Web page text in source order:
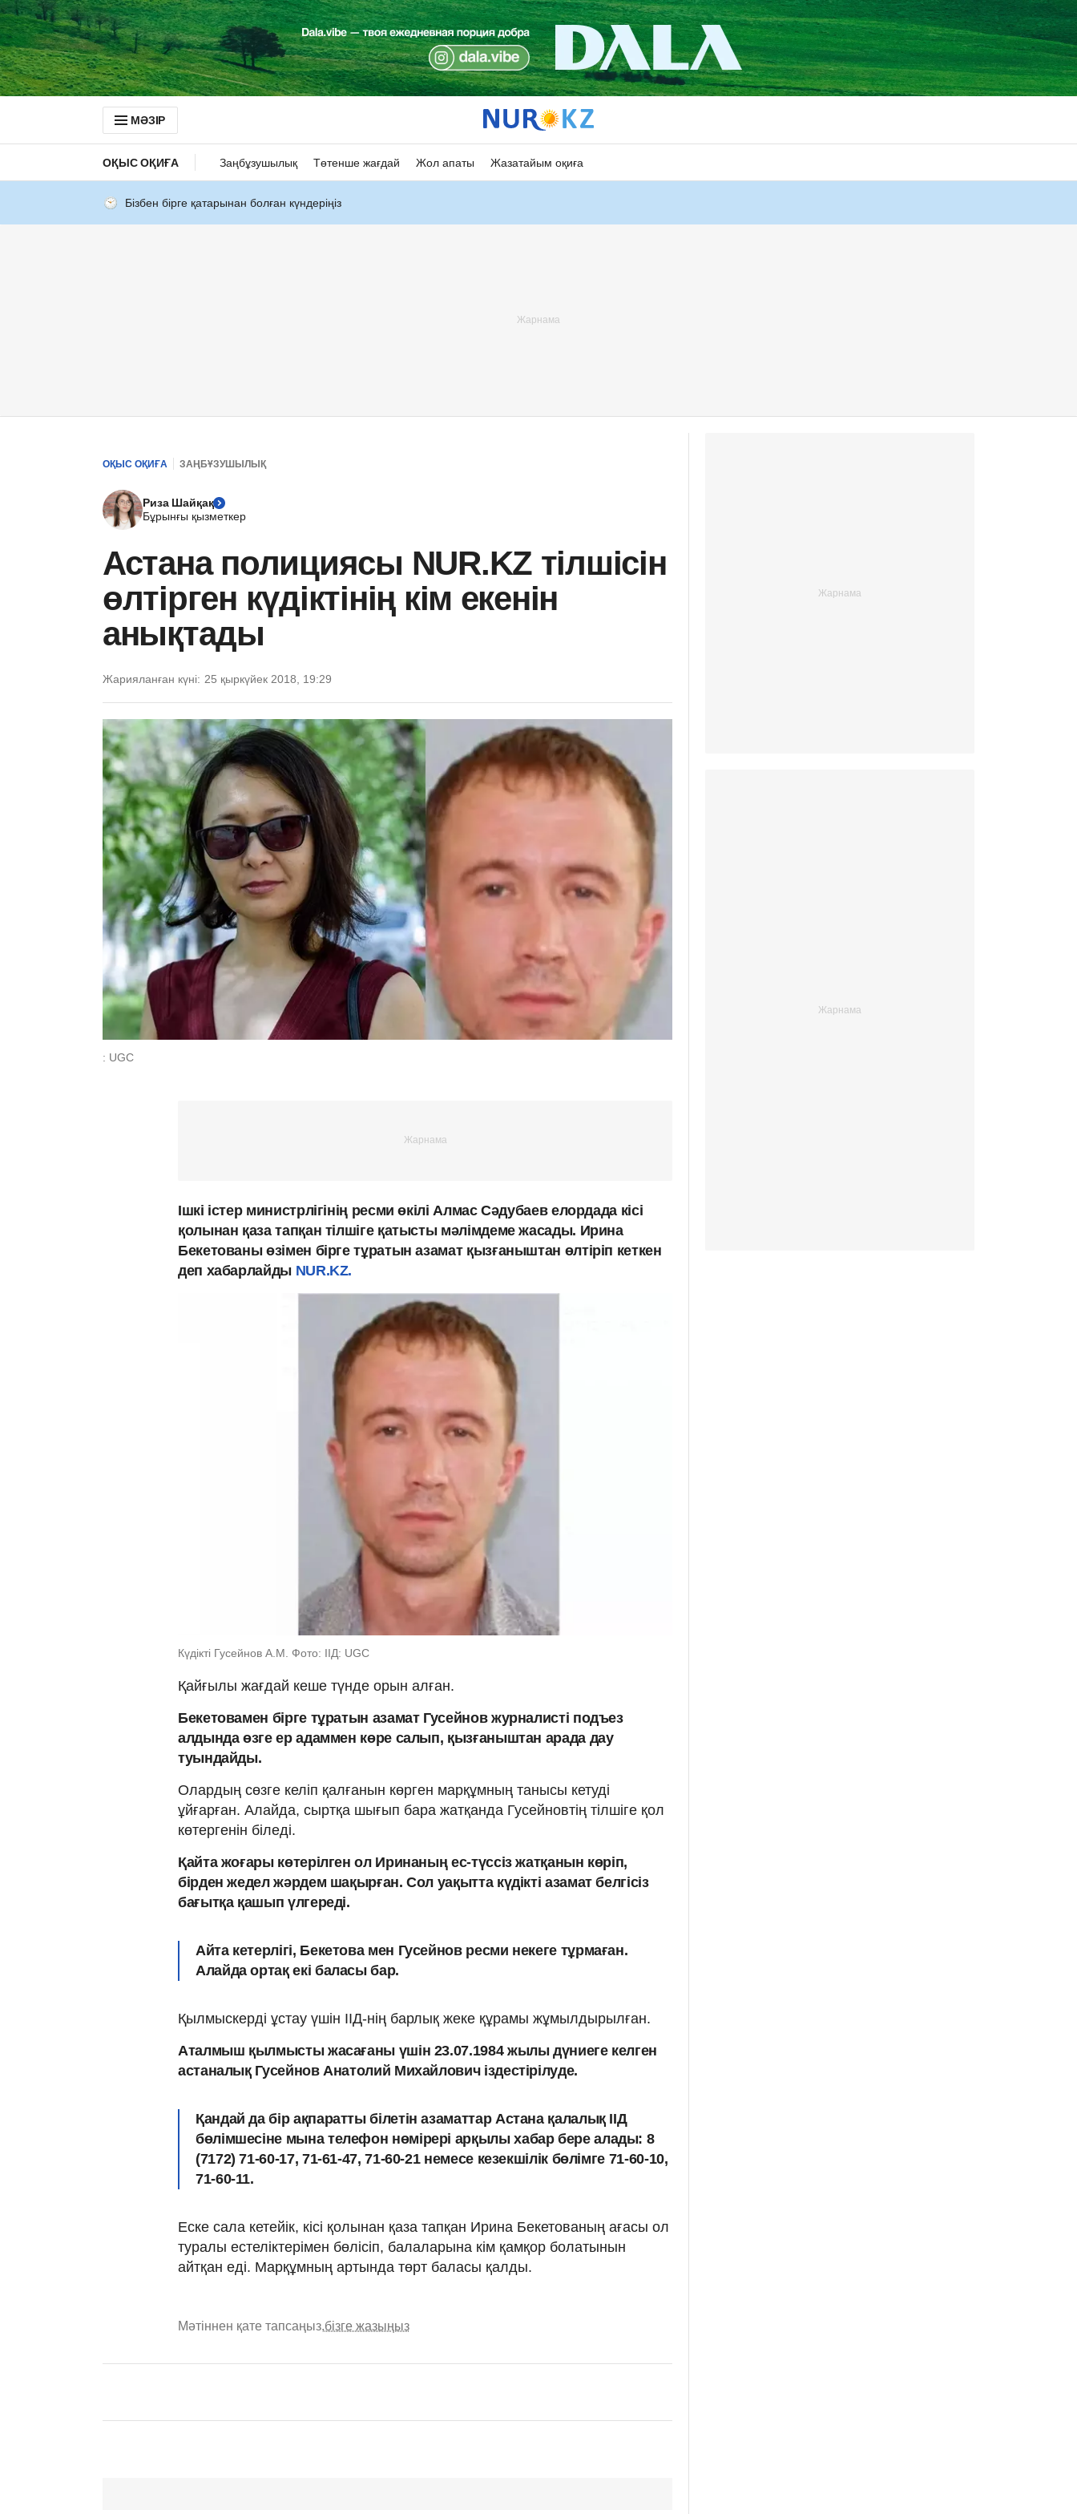
МӘЗІР
ОҚЫС ОҚИҒА Заңбұзушылық Төтенше жағдай Жол апаты Жазатайым оқиға
Бізбен бірге қатарынан болған күндеріңіз
ОҚЫС ОҚИҒА ЗАҢБҰЗУШЫЛЫҚ
Риза Шайқақ
Бұрынғы қызметкер
Астана полициясы NUR.KZ тілшісін
өлтірген күдіктінің кім екенін
анықтады
Жарияланған күні: 25 қыркүйек 2018, 19:29
: UGC
Ішкі істер министрлігінің ресми өкілі Алмас Сәдубаев елордада кісі
қолынан қаза тапқан тілшіге қатысты мәлімдеме жасады. Ирина
Бекетованы өзімен бірге тұратын азамат қызғаныштан өлтіріп кеткен
деп хабарлайды NUR.KZ.
Күдікті Гусейнов А.М. Фото: ІІД: UGC
Қайғылы жағдай кеше түнде орын алған.
Бекетовамен бірге тұратын азамат Гусейнов журналисті подъез
алдында өзге ер адаммен көре салып, қызғаныштан арада дау
туындайды.
Олардың сөзге келіп қалғанын көрген марқұмның танысы кетуді
ұйғарған. Алайда, сыртқа шығып бара жатқанда Гусейновтің тілшіге қол
көтергенін біледі.
Қайта жоғары көтерілген ол Иринаның ес-түссіз жатқанын көріп,
бірден жедел жәрдем шақырған. Сол уақытта күдікті азамат белгісіз
бағытқа қашып үлгереді.
Айта кетерлігі, Бекетова мен Гусейнов ресми некеге тұрмаған.
Алайда ортақ екі баласы бар.
Қылмыскерді ұстау үшін ІІД-нің барлық жеке құрамы жұмылдырылған.
Аталмыш қылмысты жасағаны үшін 23.07.1984 жылы дүниеге келген
астаналық Гусейнов Анатолий Михайлович іздестірілуде.
Қандай да бір ақпаратты білетін азаматтар Астана қалалық ІІД
бөлімшесіне мына телефон нөмірері арқылы хабар бере алады: 8
(7172) 71-60-17, 71-61-47, 71-60-21 немесе кезекшілік бөлімге 71-60-10,
71-60-11.
Еске сала кетейік, кісі қолынан қаза тапқан Ирина Бекетованың ағасы ол
туралы естеліктерімен бөлісіп, балаларына кім қамқор болатынын
айтқан еді. Марқұмның артында төрт баласы қалды.
Мәтіннен қате тапсаңыз,бізге жазыңыз